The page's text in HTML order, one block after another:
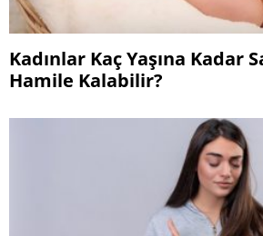
Kadınlar Kaç Yaşına Kadar
Hamile Kalabilir?